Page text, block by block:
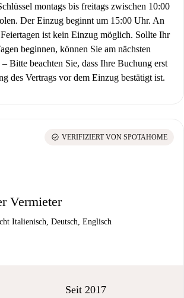
montags bis freitags zwischen 10:00
Der Einzug beginnt um 15:00 Uhr. An
ist kein Einzug möglich. Sollte Ihr
beginnen, können Sie am nächsten
– Bitte beachten Sie, dass Ihre Buchung erst
des Vertrags vor dem Einzug bestätigt ist.
Vermieter
Italienisch, Deutsch, Englisch
check_circle VERIFIZIERT VON SPOTAHOME
Seit 2017